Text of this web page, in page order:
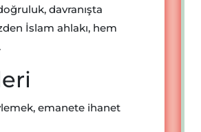
davranışta
İslam ahlakı, hem
emanete ihanet